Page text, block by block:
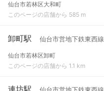
仙台市若林区大和町
このページの店舗から 585 m
卸町駅 仙台市営地下鉄東西線
仙台市若林区卸町
このページの店舗から 1.1 km
連坊駅